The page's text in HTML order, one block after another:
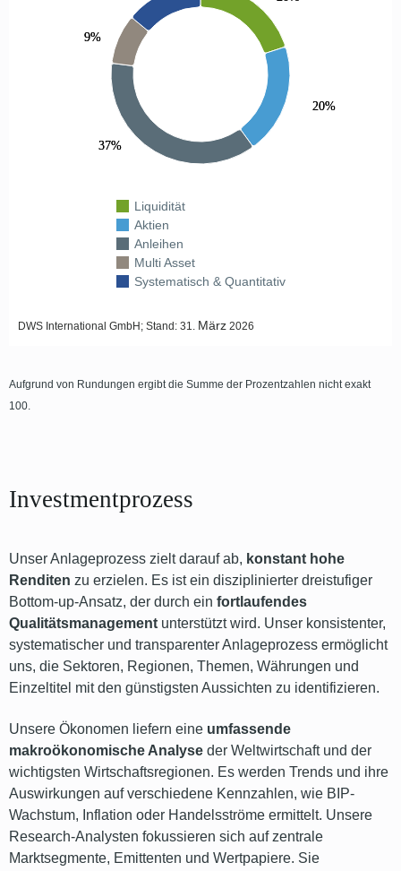
Aufgrund von Rundungen ergibt die Summe der Prozentzahlen nicht exakt
100.
Investmentprozess
Unser Anlageprozess zielt darauf ab, konstant hohe
Renditen zu erzielen. Es ist ein disziplinierter dreistufiger
Bottom-up-Ansatz, der durch ein fortlaufendes
Qualitätsmanagement unterstützt wird. Unser konsistenter,
systematischer und transparenter Anlageprozess ermöglicht
uns, die Sektoren, Regionen, Themen, Währungen und
Einzeltitel mit den günstigsten Aussichten zu identifizieren.
Unsere Ökonomen liefern eine umfassende
makroökonomische Analyse der Weltwirtschaft und der
wichtigsten Wirtschaftsregionen. Es werden Trends und ihre
Auswirkungen auf verschiedene Kennzahlen, wie BIP-
Wachstum, Inflation oder Handelsströme ermittelt. Unsere
Research-Analysten fokussieren sich auf zentrale
Marktsegmente, Emittenten und Wertpapiere. Sie